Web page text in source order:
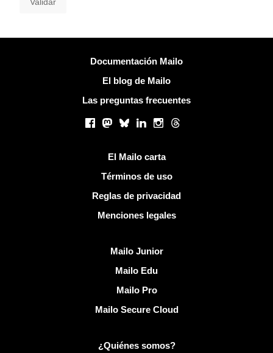
Documentación Mailo
El blog de Mailo
Las preguntas frecuentes
Facebook
Mastodon
BlueskyLinkedInInstagram
Threads
El Mailo carta
Términos de uso
Reglas de privacidad
Menciones legales
Mailo Junior
Mailo Edu
Mailo Pro
Mailo Secure Cloud
Más información sobre Mailo
¿Quiénes somos?